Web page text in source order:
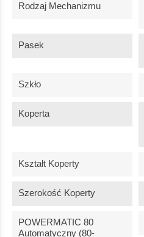
Rodzaj Mechanizmu
Pasek
Szkło
Koperta
Kształt Koperty
Szerokość Koperty
POWERMATIC 80
Automatyczny (80-